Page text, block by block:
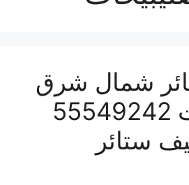
شمال شرق
الصليبيخات 55549242
ستائر